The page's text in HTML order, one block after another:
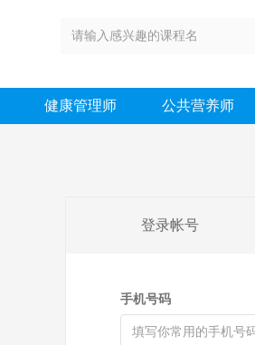
健康管理师 公共营养师
登录帐号
手机号码